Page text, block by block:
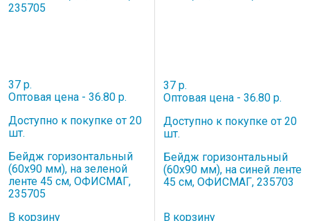
37 р.
Оптовая цена - 36.80 р.
Доступно к покупке от 20
шт.
Бейдж горизонтальный
(60х90 мм), на зеленой
ленте 45 см, ОФИСМАГ,
235705
В корзину
37 р.
Оптовая цена - 36.80 р.
Доступно к покупке от 20
шт.
Бейдж горизонтальный
(60х90 мм), на синей ленте
45 см, ОФИСМАГ, 235703
В корзину